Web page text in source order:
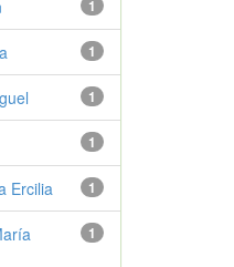
1
1
1
1
1
Ercilia
1